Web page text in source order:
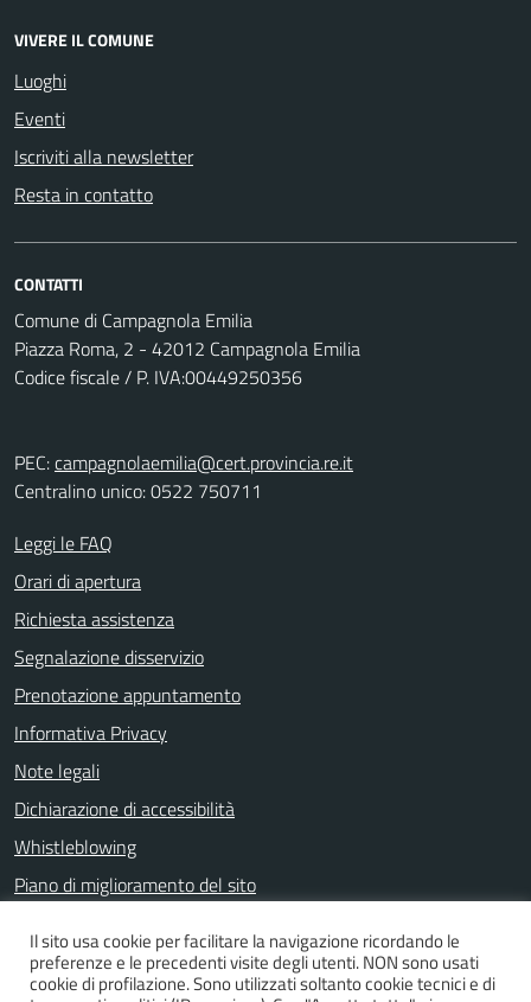
VIVERE IL COMUNE
Luoghi
Eventi
Iscriviti alla newsletter
Resta in contatto
CONTATTI
Comune di Campagnola Emilia
Piazza Roma, 2 - 42012 Campagnola Emilia
Codice fiscale / P. IVA:00449250356
PEC:campagnolaemilia@cert.provincia.re.it
Centralino unico: 0522 750711
Leggi le FAQ
Orari di apertura
Richiesta assistenza
Segnalazione disservizio
Prenotazione appuntamento
Informativa Privacy
Note legali
Dichiarazione di accessibilità
Whistleblowing
Piano di miglioramento del sito
SEGUICI SU
Il sito usa cookie per facilitare la navigazione ricordando le
preferenze e le precedenti visite degli utenti. NON sono usati
cookie di profilazione. Sono utilizzati soltanto cookie tecnici e di